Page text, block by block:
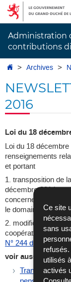
Ce site
sans
utilisés
activés
Aller
navigation
Aller
au
Administration
contributions
AccueilArchives
2016
Loi du 18
Loi du 18
renseignements
et portant
1. transposition de
décembre 2014
concerne
le domaine fiscal;
2. modification de
coopération
N° 244 du 24
voir aussi:
Transmission